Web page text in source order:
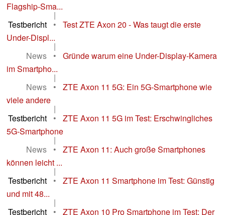
Flagship-Sma...
|
Testbericht
•
Test ZTE Axon 20 - Was taugt die erste
Under-Displ...
|
News
•
Gründe warum eine Under-Display-Kamera
im Smartpho...
|
News
•
ZTE Axon 11 5G: Ein 5G-Smartphone wie
viele andere
|
Testbericht
•
ZTE Axon 11 5G im Test: Erschwingliches
5G-Smartphone
|
News
•
ZTE Axon 11: Auch große Smartphones
können leicht ...
|
Testbericht
•
ZTE Axon 11 Smartphone im Test: Günstig
und mit 48...
|
Testbericht
• ZTE Axon 10 Pro Smartphone im Test: Der